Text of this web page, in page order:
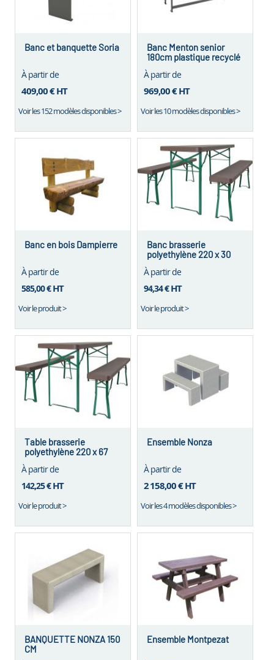
Banc et banquette Soria
À partir de
409,00 €HT
Voir les 152 modèles disponibles >
Banc Menton senior
180cm plastique recyclé
À partir de
969,00 €HT
Voir les 10 modèles disponibles >
Banc en bois Dampierre
À partir de
585,00 €HT
Voir le produit >
Banc brasserie
polyethylène 220 x 30
À partir de
94,34 € HT
Voir le produit >
Table brasserie
polyethylène 220 x 67
À partir de
142,25 €HT
Voir le produit >
Ensemble Nonza
À partir de
2 158,00 €HT
Voir les 4 modèles disponibles >
BANQUETTE NONZA 150
CM
Ensemble Montpezat